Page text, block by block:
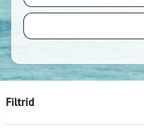
Filtrid